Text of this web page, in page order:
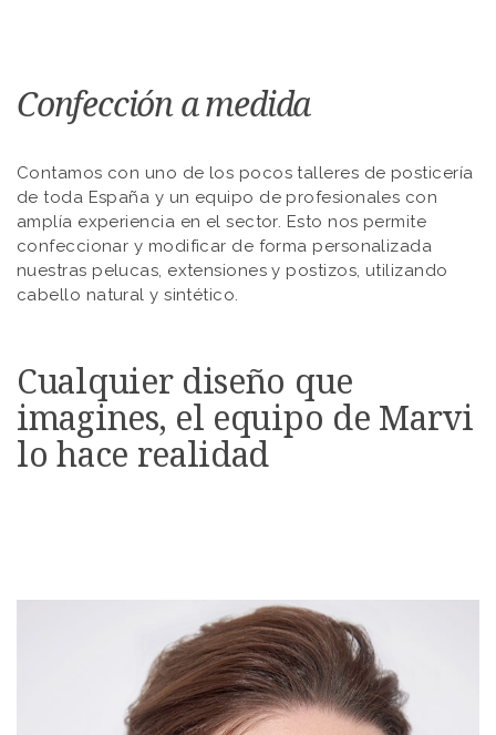
Confección a medida
Contamos con uno de los pocos talleres de posticería
de toda España y un equipo de profesionales con
amplía experiencia en el sector. Esto nos permite
confeccionar y modificar de forma personalizada
nuestras pelucas, extensiones y postizos, utilizando
cabello natural y sintético.
Cualquier diseño que
imagines, el equipo de Marvi
lo hace realidad